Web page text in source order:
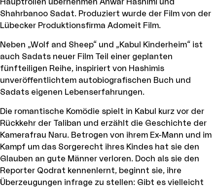
Hauptrollen übernehmen Anwar Hashimi und
Shahrbanoo Sadat. Produziert wurde der Film von der
Lübecker Produktionsfirma Adomeit Film.
Neben „Wolf and Sheep“ und „Kabul Kinderheim“ ist
auch Sadats neuer Film Teil einer geplanten
fünfteiligen Reihe, inspiriert von Hashimis
unveröffentlichtem autobiografischen Buch und
Sadats eigenen Lebenserfahrungen.
Die romantische Komödie spielt in Kabul kurz vor der
Rückkehr der Taliban und erzählt die Geschichte der
Kamerafrau Naru. Betrogen von ihrem Ex-Mann und im
Kampf um das Sorgerecht ihres Kindes hat sie den
Glauben an gute Männer verloren. Doch als sie den
Reporter Qodrat kennenlernt, beginnt sie, ihre
Überzeugungen infrage zu stellen: Gibt es vielleicht